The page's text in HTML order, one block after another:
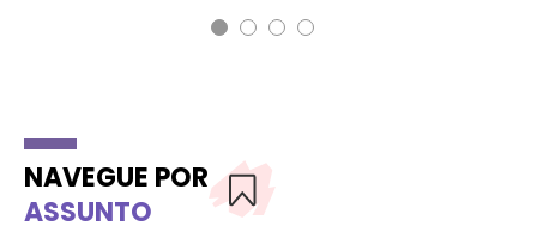
NAVEGUE POR
ASSUNTO